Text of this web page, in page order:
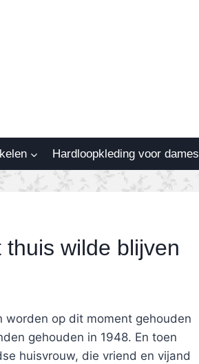
Hardloopkleding voor dames
wilde blijven
worden op dit moment gehouden
gehouden in 1948. En toen
huisvrouw, die vriend en vijand